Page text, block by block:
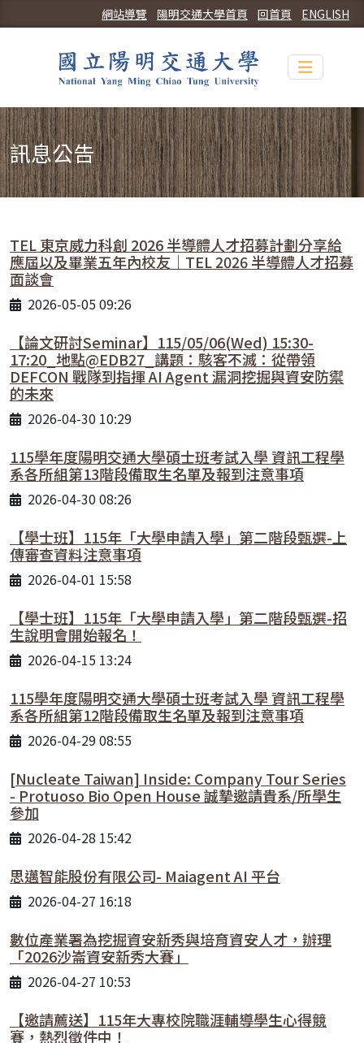
ENGLISH
回首頁
陽明交通大學首頁
網站導覽
Toggle
訊息公告
TEL 東京威力科創 2026 半導體人才招募計劃分享給
應屆以及畢業五年內校友｜TEL 2026 半導體人才招募
面談會
2026-05-05 09:26
【論文研討Seminar】115/05/06(Wed) 15:30-
17:20_地點@EDB27_講題：駭客不滅：從帶領
DEFCON 戰隊到指揮 AI Agent 漏洞挖掘與資安防禦
的未來
2026-04-30 10:29
115學年度陽明交通大學碩士班考試入學 資訊工程學
系各所組第13階段備取生名單及報到注意事項
2026-04-30 08:26
【學士班】115年「大學申請入學」第二階段甄選-上
傳審查資料注意事項
2026-04-01 15:58
【學士班】115年「大學申請入學」第二階段甄選-招
生說明會開始報名！
2026-04-15 13:24
115學年度陽明交通大學碩士班考試入學 資訊工程學
系各所組第12階段備取生名單及報到注意事項
2026-04-29 08:55
[Nucleate Taiwan] Inside: Company Tour Series
- Protuoso Bio Open House 誠摯邀請貴系/所學生
參加
2026-04-28 15:42
思邁智能股份有限公司- Maiagent AI 平台
2026-04-27 16:18
數位產業署為挖掘資安新秀與培育資安人才，辦理
「2026沙崙資安新秀大賽」
2026-04-27 10:53
【邀請薦送】115年大專校院職涯輔導學生心得競
賽，熱烈徵件中！